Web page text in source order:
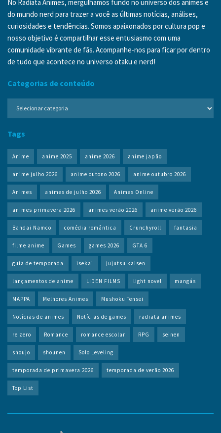
No Radiata Animes, mergulhamos fundo no universo dos animes e
do mundo nerd para trazer a você as últimas notícias, análises,
curiosidades e tendências. Somos apaixonados por cultura pop e
nosso objetivo é compartilhar esse entusiasmo com uma
comunidade vibrante de fãs. Acompanhe-nos para ficar por dentro
de tudo que acontece no universo otaku e nerd!
Categorias de conteúdo
Tags
Anime anime 2025 anime 2026 anime japão
anime julho 2026 anime outono 2026 anime outubro 2026
Animes animes de julho 2026 Animes Online
animes primavera 2026 animes verão 2026 anime verão 2026
Bandai Namco comédia romântica Crunchyroll fantasia
filme anime Games games 2026 GTA 6
guia de temporada isekai jujutsu kaisen
lançamentos de anime LIDEN FILMS light novel mangás
MAPPA Melhores Animes Mushoku Tensei
Notícias de animes Notícias de games radiata animes
re zero Romance romance escolar RPG seinen
shoujo shounen Solo Leveling
temporada de primavera 2026 temporada de verão 2026
Top List